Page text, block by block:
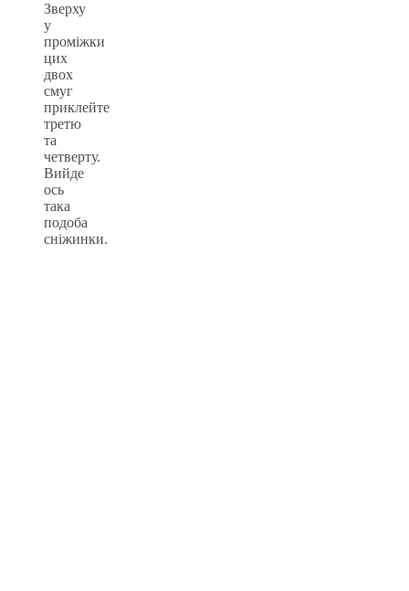
Зверху
у
проміжки
цих
двох
смуг
приклейте
третю
та
четверту.
Вийде
ось
така
подоба
сніжинки.